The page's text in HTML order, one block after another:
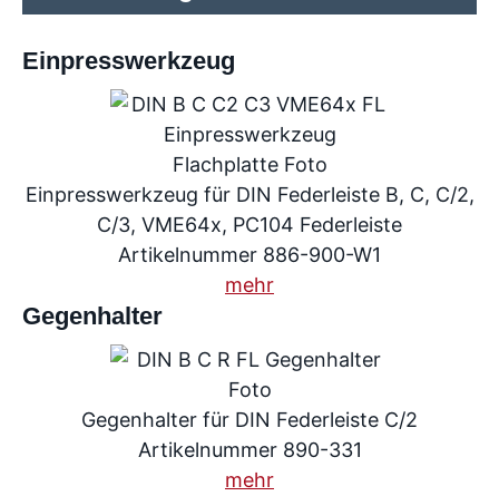
Einpresswerkzeug
Einpresswerkzeug für DIN Federleiste B, C, C/2,
C/3, VME64x, PC104 Federleiste
Artikelnummer 886-900-W1
mehr
Gegenhalter
Gegenhalter für DIN Federleiste C/2
Artikelnummer 890-331
mehr